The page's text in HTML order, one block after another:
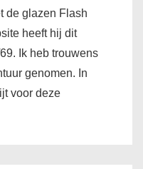
de glazen Flash
heeft hij dit
Ik heb trouwens
genomen. In
voor deze